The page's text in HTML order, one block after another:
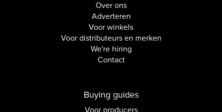
Over ons
Adverteren
Voor winkels
Voor distributeurs en merken
We're hiring
Contact
Buying guides